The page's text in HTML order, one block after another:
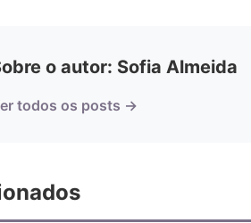
o autor: Sofia Almeida
todos os posts →